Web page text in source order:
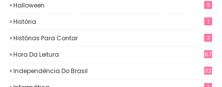
Halloween 9
História 1
Histórias Para Contar 3
Hora Da Leitura 67
Independência Do Brasil 32